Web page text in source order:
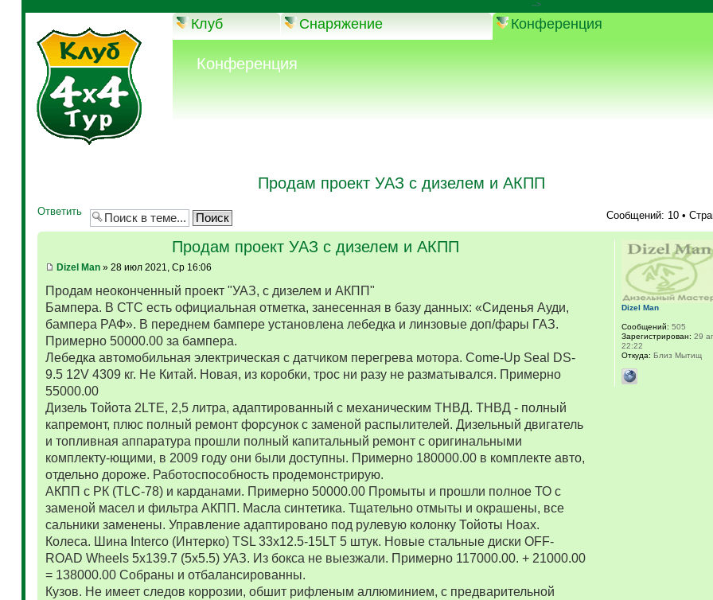
-->
Клуб Снаряжение Конференция
Конференция
Продам проект УАЗ с дизелем и АКПП
Ответить Сообщений: 10 •
Продам проект УАЗ с дизелем и АКПП
Dizel Man» 28 июл 2021, Ср 16:06
Продам неоконченный проект "УАЗ, с дизелем и АКПП"
Бампера. В СТС есть официальная отметка, занесенная в базу данных: «Сиденья Ауди,
бампера РАФ». В переднем бампере установлена лебедка и линзовые доп/фары ГАЗ.
Примерно 50000.00 за бампера.
Лебедка автомобильная электрическая с датчиком перегрева мотора. Come-Up Seal DS-
9.5 12V 4309 кг. Не Китай. Новая, из коробки, трос ни разу не разматывался. Примерно
55000.00
Дизель Тойота 2LTE, 2,5 литра, адаптированный с механическим ТНВД. ТНВД - полный
капремонт, плюс полный ремонт форсунок с заменой распылителей. Дизельный двигатель
и топливная аппаратура прошли полный капитальный ремонт с оригинальными
комплекту-ющими, в 2009 году они были доступны. Примерно 180000.00 в комплекте авто,
отдельно дороже. Работоспособность продемонстрирую.
АКПП с РК (TLC-78) и карданами. Примерно 50000.00 Промыты и прошли полное ТО с
заменой масел и фильтра АКПП. Масла синтетика. Тщательно отмыты и окрашены, все
сальники заменены. Управление адаптировано под рулевую колонку Тойоты Ноах.
Колеса. Шина Interco (Интерко) TSL 33x12.5-15LT 5 штук. Новые стальные диски OFF-
ROAD Wheels 5x139.7 (5x5.5) УАЗ. Из бокса не выезжали. Примерно 117000.00. + 21000.00
= 138000.00 Собраны и отбалансированны.
Кузов. Не имеет следов коррозии, обшит рифленым аллюминием, с предварительной
Dizel Man
Сообщений: 505
Зарегистрирован: 29
22:22
Откуда: Близ Мытищ